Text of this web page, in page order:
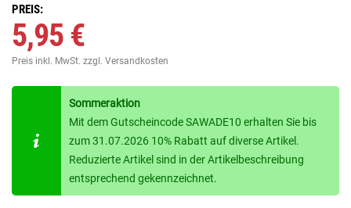
PREIS:
5,95 €
Preis inkl. MwSt. zzgl. Versandkosten
Sommeraktion
Mit dem Gutscheincode SAWADE10 erhalten Sie bis
zum 31.07.2026 10% Rabatt auf diverse Artikel.
Reduzierte Artikel sind in der Artikelbeschreibung
entsprechend gekennzeichnet.